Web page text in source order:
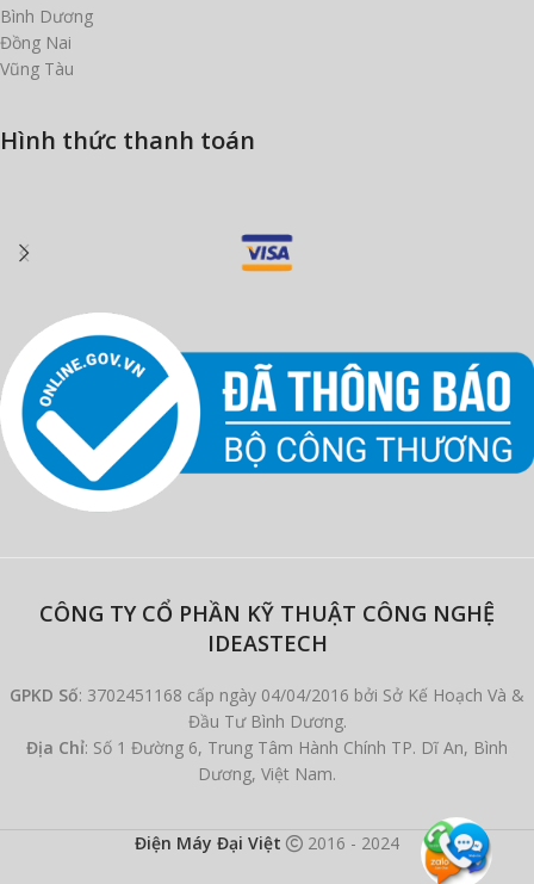
Bình Dương
Đồng Nai
Vũng Tàu
Hình thức thanh toán
CÔNG TY CỔ PHẦN KỸ THUẬT CÔNG NGHỆ
IDEASTECH
GPKD Số: 3702451168 cấp ngày 04/04/2016 bởi Sở Kế Hoạch Và &
Đầu Tư Bình Dương.
Địa Chỉ: Số 1 Đường 6, Trung Tâm Hành Chính TP. Dĩ An, Bình
Dương, Việt Nam.
Điện Máy Đại Việt 2016 - 2024